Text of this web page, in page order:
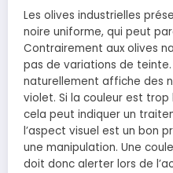
Les olives industrielles
noire uniforme, qui peut
Contrairement aux olives
pas de variations de teinte.
naturellement affiche des
violet. Si la couleur est
cela peut indiquer un
l’aspect visuel est un bon
une manipulation. Une
doit donc alerter lors de